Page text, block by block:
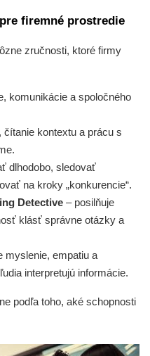
firemné prostredie
zručnosti, ktoré firmy
komunikácie a spoločného
kontextu a prácu s
dlhodobo, sledovať
na kroky „konkurencie“.
Detective – posilňuje
klásť správne otázky a
myslenie, empatiu a
interpretujú informácie.
podľa toho, aké schopnosti